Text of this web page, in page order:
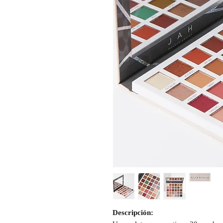
Descripción: